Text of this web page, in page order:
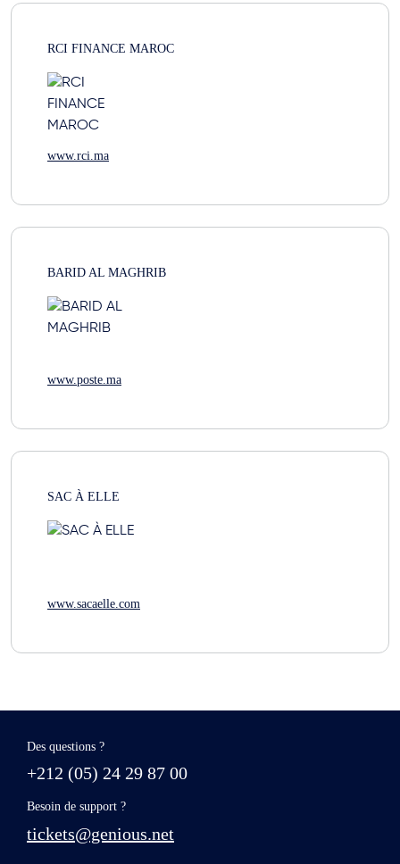
RCI FINANCE MAROC
www.rci.ma
BARID AL MAGHRIB
www.poste.ma
SAC À ELLE
www.sacaelle.com
Des questions ?
+212 (05) 24 29 87 00
Besoin de support ?
tickets@genious.net